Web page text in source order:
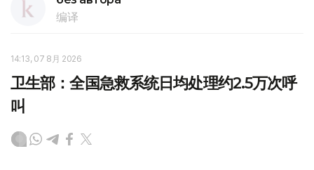
编译
14:13, 07 8月 2026
卫生部：全国急救系统日均处理约2.5万次呼
叫